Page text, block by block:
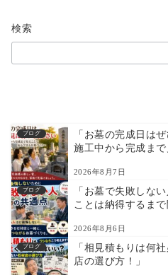
検索
ブログ
「お墓の完成日は
施工中から完成ま
2026年8月7日
ブログ
「お墓で失敗しな
ことは納得するま
2026年8月6日
ブログ
「相見積もりは何
店の選び方！」